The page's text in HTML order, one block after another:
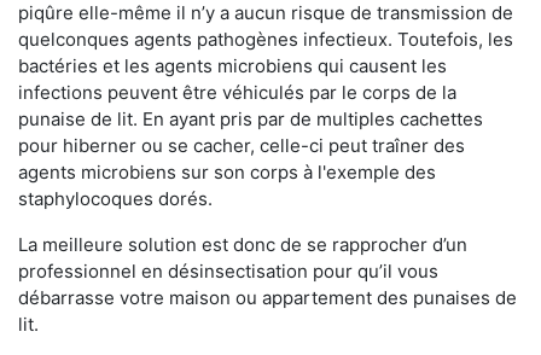
piqûre elle-même il n’y a aucun risque de transmission de
quelconques agents pathogènes infectieux. Toutefois, les
bactéries et les agents microbiens qui causent les
infections peuvent être véhiculés par le corps de la
punaise de lit. En ayant pris par de multiples cachettes
pour hiberner ou se cacher, celle-ci peut traîner des
agents microbiens sur son corps à l'exemple des
staphylocoques dorés.
La meilleure solution est donc de se rapprocher d’un
professionnel en désinsectisation pour qu’il vous
débarrasse votre maison ou appartement des punaises de
lit.